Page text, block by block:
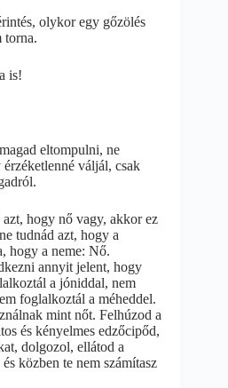
olykor egy gőzölés
torna.
is!
eltompulni, ne
váljál, csak
hogy nő vagy, akkor ez
tudnád azt, hogy a
hogy a neme: Nő.
annyit jelent, hogy
a jóniddal, nem
foglalkoztál a méheddel.
mint nőt. Felhúzod a
és kényelmes edzőcipőd,
dolgozol, ellátod a
közben te nem számítasz